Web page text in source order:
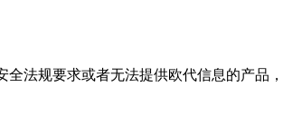
全法规要求或者无法提供欧代信息的产品